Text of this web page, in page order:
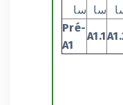
سا
سا
Pré-
A1
A1.1